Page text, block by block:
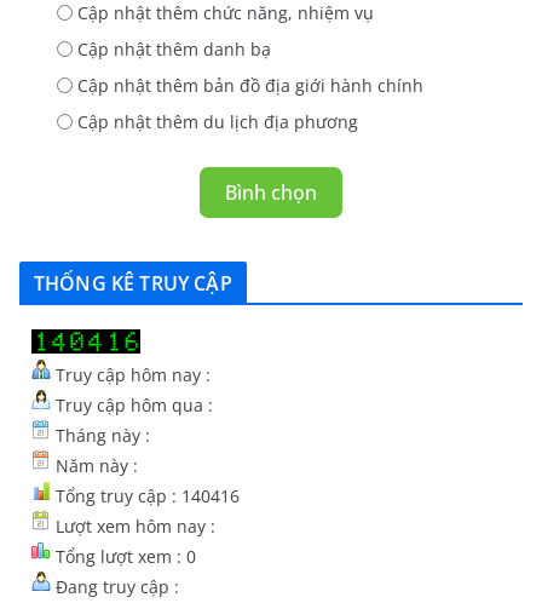
Cập nhật thêm chức năng, nhiệm vụ
Cập nhật thêm danh bạ
Cập nhật thêm bản đồ địa giới hành chính
Cập nhật thêm du lịch địa phương
Bình chọn
THỐNG KÊ TRUY CẬP
Truy cập hôm nay :
Truy cập hôm qua :
Tháng này :
Năm này :
Tổng truy cập : 140416
Lượt xem hôm nay :
Tổng lượt xem : 0
Đang truy cập :